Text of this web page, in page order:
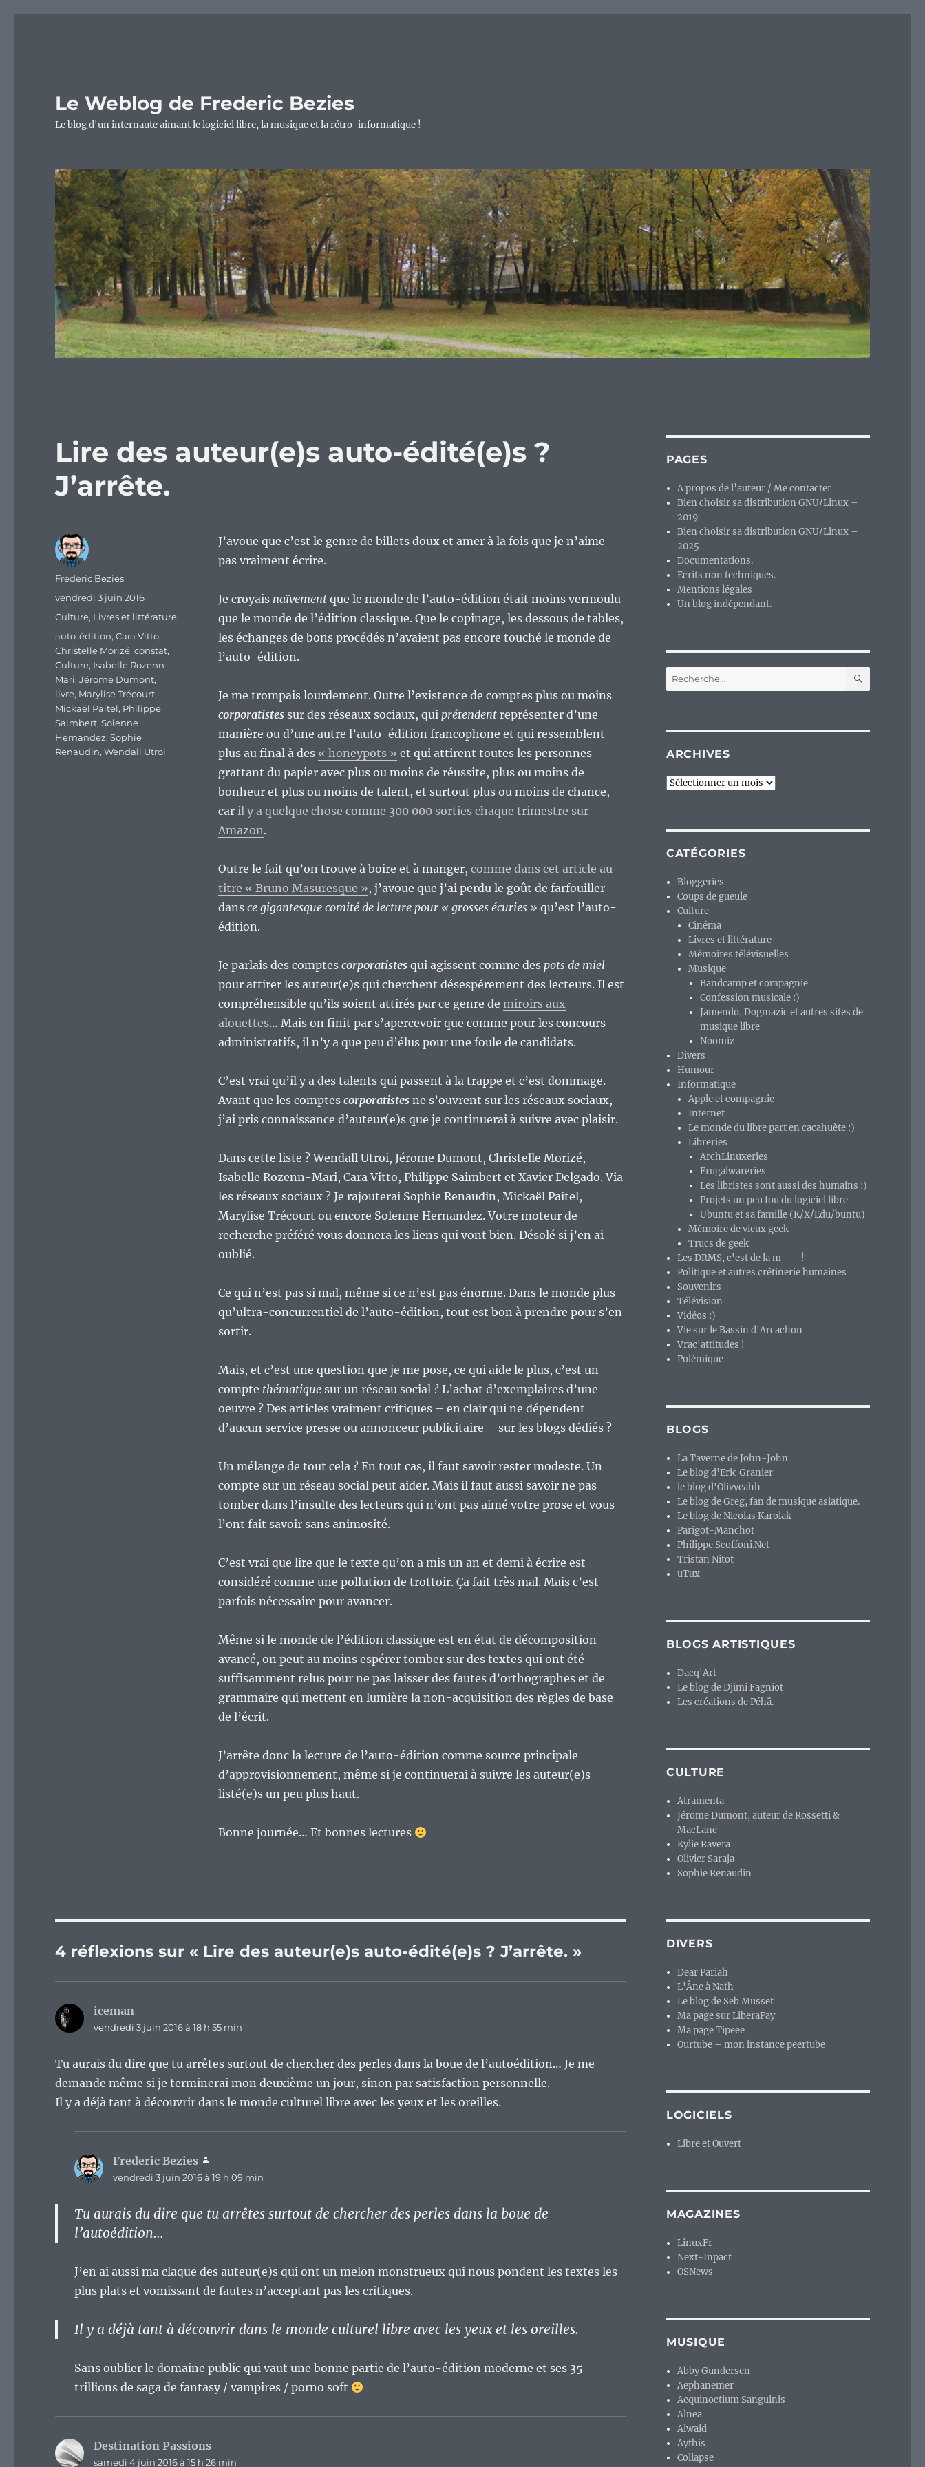
Le Weblog de Frederic Bezies
Le blog d'un internaute aimant le logiciel libre, la musique et la rétro-informatique !
Lire des auteur(e)s auto-édité(e)s ?
J’arrête.
J’avoue que c’est le genre de billets doux et amer à la fois que je n’aime
pas vraiment écrire.
Je croyais naïvementque le monde de l’auto-édition était moins vermoulu
que le monde de l’édition classique. Que le copinage, les dessous de tables,
les échanges de bons procédés n’avaient pas encore touché le monde de
l’auto-édition.
Je me trompais lourdement. Outre l’existence de comptes plus ou moins
corporatistessur des réseaux sociaux, qui prétendentreprésenter d’une
manière ou d’une autre l’auto-édition francophone et qui ressemblent
plus au final à des « honeypots » et qui attirent toutes les personnes
grattant du papier avec plus ou moins de réussite, plus ou moins de
bonheur et plus ou moins de talent, et surtout plus ou moins de chance,
car il y a quelque chose comme 300 000 sorties chaque trimestre sur
Amazon.
Outre le fait qu’on trouve à boire et à manger, comme dans cet article au
titre « Bruno Masuresque », j’avoue que j’ai perdu le goût de farfouiller
dans ce gigantesque comité de lecture pour « grosses écuries » qu’est l’auto-
édition.
Je parlais des comptes corporatistesqui agissent comme des pots de miel
pour attirer les auteur(e)s qui cherchent désespérement des lecteurs. Il est
compréhensible qu’ils soient attirés par ce genre de miroirs aux
alouettes… Mais on finit par s’apercevoir que comme pour les concours
administratifs, il n’y a que peu d’élus pour une foule de candidats.
C’est vrai qu’il y a des talents qui passent à la trappe et c’est dommage.
Avant que les comptes corporatistesne s’ouvrent sur les réseaux sociaux,
j’ai pris connaissance d’auteur(e)s que je continuerai à suivre avec plaisir.
Dans cette liste ? Wendall Utroi, Jérome Dumont, Christelle Morizé,
Isabelle Rozenn-Mari, Cara Vitto, Philippe Saimbert et Xavier Delgado. Via
les réseaux sociaux ? Je rajouterai Sophie Renaudin, Mickaël Paitel,
Marylise Trécourt ou encore Solenne Hernandez. Votre moteur de
recherche préféré vous donnera les liens qui vont bien. Désolé si j’en ai
oublié.
Ce qui n’est pas si mal, même si ce n’est pas énorme. Dans le monde plus
qu’ultra-concurrentiel de l’auto-édition, tout est bon à prendre pour s’en
sortir.
Mais, et c’est une question que je me pose, ce qui aide le plus, c’est un
compte thématiquesur un réseau social ? L’achat d’exemplaires d’une
oeuvre ? Des articles vraiment critiques – en clair qui ne dépendent
d’aucun service presse ou annonceur publicitaire – sur les blogs dédiés ?
Un mélange de tout cela ? En tout cas, il faut savoir rester modeste. Un
compte sur un réseau social peut aider. Mais il faut aussi savoir ne pas
tomber dans l’insulte des lecteurs qui n’ont pas aimé votre prose et vous
l’ont fait savoir sans animosité.
C’est vrai que lire que le texte qu’on a mis un an et demi à écrire est
considéré comme une pollution de trottoir. Ça fait très mal. Mais c’est
parfois nécessaire pour avancer.
Même si le monde de l’édition classique est en état de décomposition
avancé, on peut au moins espérer tomber sur des textes qui ont été
suffisamment relus pour ne pas laisser des fautes d’orthographes et de
grammaire qui mettent en lumière la non-acquisition des règles de base
de l’écrit.
J’arrête donc la lecture de l’auto-édition comme source principale
d’approvisionnement, même si je continuerai à suivre les auteur(e)s
listé(e)s un peu plus haut.
Bonne journée… Et bonnes lectures
Auteur
Frederic Bezies
Publié
vendredi 3 juin 2016
Catégories
Culture, Livres et littérature
Étiquettes
auto-édition,Cara Vitto,
Christelle Morizé,constat,
Culture, Isabelle Rozenn-
Mari,Jérome Dumont,
livre, Marylise Trécourt,
Mickaël Paitel, Philippe
Saimbert,Solenne
Hernandez,Sophie
Renaudin,Wendall Utroi
4 réflexions sur « Lire des auteur(e)s auto-édité(e)s ? J’arrête. »
iceman
vendredi 3 juin 2016 à 18 h 55 min
Tu aurais du dire que tu arrêtes surtout de chercher des perles dans la boue de l’autoédition… Je me
demande même si je terminerai mon deuxième un jour, sinon par satisfaction personnelle.
Il y a déjà tant à découvrir dans le monde culturel libre avec les yeux et les oreilles.
Frederic Bezies
vendredi 3 juin 2016 à 19 h 09 min
Tu aurais du dire que tu arrêtes surtout de chercher des perles dans la boue de
l’autoédition…
J’en ai aussi ma claque des auteur(e)s qui ont un melon monstrueux qui nous pondent les textes les
plus plats et vomissant de fautes n’acceptant pas les critiques.
Il y a déjà tant à découvrir dans le monde culturel libre avec les yeux et les oreilles.
Sans oublier le domaine public qui vaut une bonne partie de l’auto-édition moderne et ses 35
trillions de saga de fantasy / vampires / porno soft
Destination Passions
samedi 4 juin 2016 à 15 h 26 min
PAGES
A propos de l’auteur / Me contacter
Bien choisir sa distribution GNU/Linux –
2019
Bien choisir sa distribution GNU/Linux –
2025
Documentations.
Ecrits non techniques.
Mentions légales
Un blog indépendant.
Recherche
pour :
ARCHIVES
Archives
CATÉGORIES
Bloggeries
Coups de gueule
Culture
Cinéma
Livres et littérature
Mémoires télévisuelles
Musique
Bandcamp et compagnie
Confession musicale :)
Jamendo, Dogmazic et autres sites de
musique libre
Noomiz
Divers
Humour
Informatique
Apple et compagnie
Internet
Le monde du libre part en cacahuète :)
Libreries
ArchLinuxeries
Frugalwareries
Les libristes sont aussi des humains :)
Projets un peu fou du logiciel libre
Ubuntu et sa famille (K/X/Edu/buntu)
Mémoire de vieux geek
Trucs de geek
Les DRMS, c'est de la m—– !
Politique et autres crétinerie humaines
Souvenirs
Télévision
Vidéos :)
Vie sur le Bassin d'Arcachon
Vrac'attitudes !
Polémique
BLOGS
La Taverne de John-John
Le blog d'Eric Granier
le blog d'Olivyeahh
Le blog de Greg, fan de musique asiatique.
Le blog de Nicolas Karolak
Parigot-Manchot
Philippe.Scoffoni.Net
Tristan Nitot
uTux
BLOGS ARTISTIQUES
Dacq'Art
Le blog de Djimi Fagniot
Les créations de Péhä.
CULTURE
Atramenta
Jérome Dumont, auteur de Rossetti &
MacLane
Kylie Ravera
Olivier Saraja
Sophie Renaudin
DIVERS
Dear Pariah
L'Âne à Nath
Le blog de Seb Musset
Ma page sur LiberaPay
Ma page Tipeee
Ourtube – mon instance peertube
LOGICIELS
Libre et Ouvert
MAGAZINES
LinuxFr
Next-Inpact
OSNews
MUSIQUE
Abby Gundersen
Aephanemer
Aequinoctium Sanguinis
Alnea
Alwaid
Aythis
Collapse